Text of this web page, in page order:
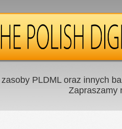
zasoby PLDML oraz innych
Zapraszamy